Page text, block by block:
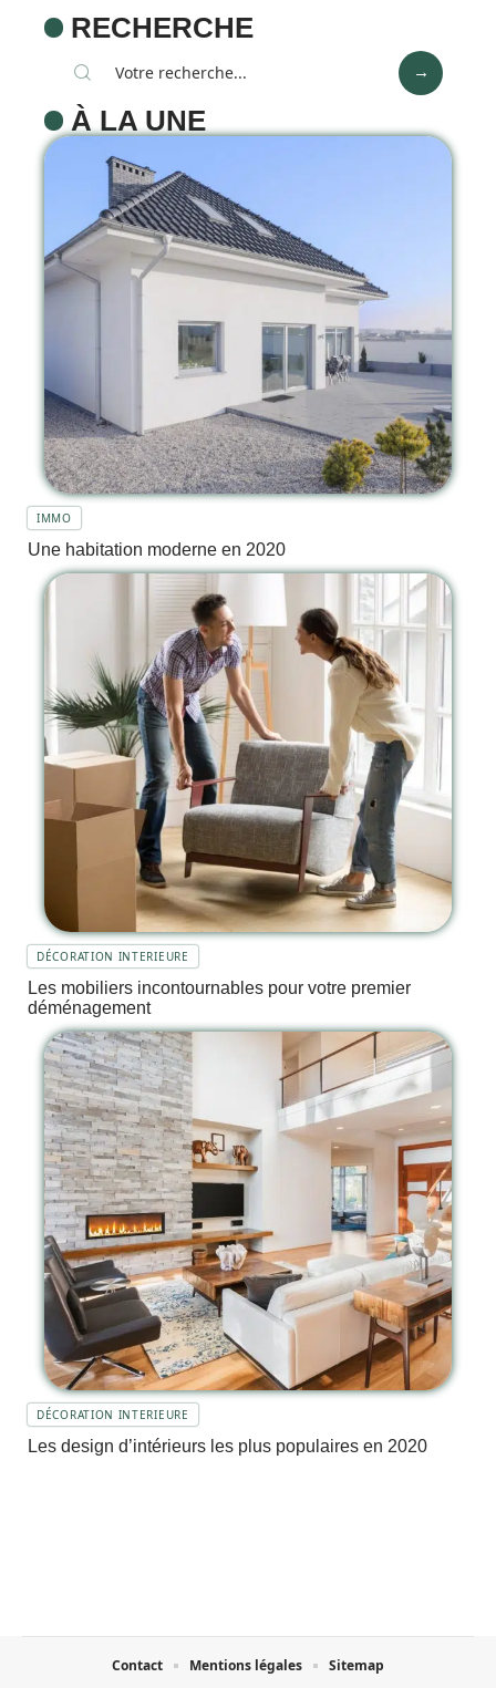
RECHERCHE
À LA UNE
IMMO
Une habitation moderne en 2020
DÉCORATION INTERIEURE
Les mobiliers incontournables pour votre premier
déménagement
DÉCORATION INTERIEURE
Les design d’intérieurs les plus populaires en 2020
Contact Mentions légales Sitemap